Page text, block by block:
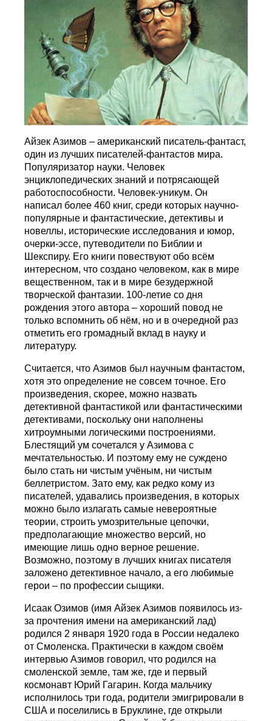
Айзек Азимов – американский писатель-фантаст,
один из лучших писателей-фантастов мира.
Популяризатор науки. Человек
энциклопедических знаний и потрясающей
работоспособности. Человек-уникум. Он
написал более 460 книг, среди которых научно-
популярные и фантастические, детективы и
новеллы, исторические исследования и юмор,
очерки-эссе, путеводители по Библии и
Шекспиру. Его книги повествуют обо всём
интересном, что создано человеком, как в мире
вещественном, так и в мире безудержной
творческой фантазии. 100-летие со дня
рождения этого автора – хороший повод не
только вспомнить об нём, но и в очередной раз
отметить его громадный вклад в науку и
литературу.
Считается, что Азимов был научным фантастом,
хотя это определение не совсем точное. Его
произведения, скорее, можно назвать
детективной фантастикой или фантастическими
детективами, поскольку они наполнены
хитроумными логическими построениями.
Блестящий ум сочетался у Азимова с
мечтательностью. И поэтому ему не суждено
было стать ни чистым учёным, ни чистым
беллетристом. Зато ему, как редко кому из
писателей, удавались произведения, в которых
можно было излагать самые невероятные
теории, строить умозрительные цепочки,
предполагающие множество версий, но
имеющие лишь одно верное решение.
Возможно, поэтому в лучших книгах писателя
заложено детективное начало, а его любимые
герои – по профессии сыщики.
Исаак Озимов (имя Айзек Азимов появилось из-
за прочтения имени на американский лад)
родился 2 января 1920 года в России недалеко
от Смоленска. Практически в каждом своём
интервью Азимов говорил, что родился на
смоленской земле, там же, где и первый
космонавт Юрий Гагарин. Когда мальчику
исполнилось три года, родители эмигрировали в
США и поселились в Бруклине, где открыли